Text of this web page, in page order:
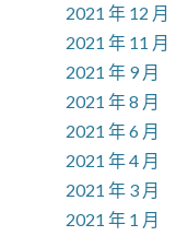
2021 年 12 月
2021 年 11 月
2021 年 9 月
2021 年 8 月
2021 年 6 月
2021 年 4 月
2021 年 3 月
2021 年 1 月